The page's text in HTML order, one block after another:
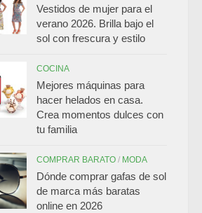
Vestidos de mujer para el
verano 2026. Brilla bajo el
sol con frescura y estilo
COCINA
Mejores máquinas para
hacer helados en casa.
Crea momentos dulces con
tu familia
COMPRAR BARATO / MODA
Dónde comprar gafas de sol
de marca más baratas
online en 2026